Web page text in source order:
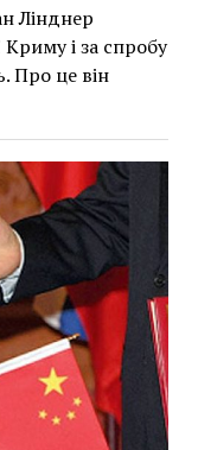
Лінднер
і за спробу
Про це він